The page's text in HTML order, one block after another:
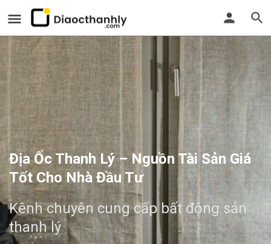
Địa Ốc Thanh Lý – Nguồn Tài Sản Giá
Tốt Cho Nhà Đầu Tư
Kênh chuyên cung cấp bất động sản
thanh lý